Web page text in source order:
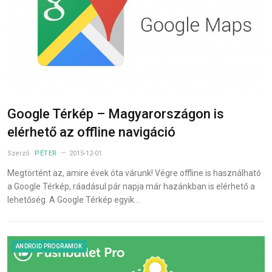
Google Térkép – Magyarországon is
elérhető az offline navigáció
Szerző: PÉTER 2015-12-01
Megtörtént az, amire évek óta várunk! Végre offline is használható
a Google Térkép, ráadásul pár napja már hazánkban is elérhető a
lehetőség. A Google Térkép egyik…
ANDROID PROGRAMOK